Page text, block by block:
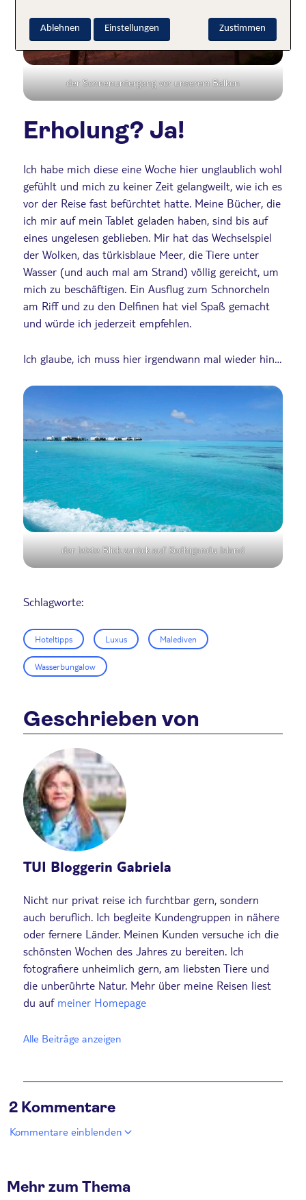
der Sonnenuntergang vor unserem Balkon
Erholung? Ja!
Ich habe mich diese eine Woche hier unglaublich wohl
gefühlt und mich zu keiner Zeit gelangweilt, wie ich es
vor der Reise fast befürchtet hatte. Meine Bücher, die
ich mir auf mein Tablet geladen haben, sind bis auf
eines ungelesen geblieben. Mir hat das Wechselspiel
der Wolken, das türkisblaue Meer, die Tiere unter
Wasser (und auch mal am Strand) völlig gereicht, um
mich zu beschäftigen. Ein Ausflug zum Schnorcheln
am Riff und zu den Delfinen hat viel Spaß gemacht
und würde ich jederzeit empfehlen.
Ich glaube, ich muss hier irgendwann mal wieder hin…
der letzte Blick zurück auf Kedhigandu Island
Schlagworte:
Hoteltipps Luxus Malediven
Wasserbungalow
Geschrieben von
TUI Bloggerin Gabriela
Nicht nur privat reise ich furchtbar gern, sondern
auch beruflich. Ich begleite Kundengruppen in nähere
oder fernere Länder. Meinen Kunden versuche ich die
schönsten Wochen des Jahres zu bereiten. Ich
fotografiere unheimlich gern, am liebsten Tiere und
die unberührte Natur. Mehr über meine Reisen liest
du aufmeiner Homepage
Alle Beiträge anzeigen
2 Kommentare
Kommentare einblenden
Mehr zum Thema
Zustimmen
Ablehnen Einstellungen